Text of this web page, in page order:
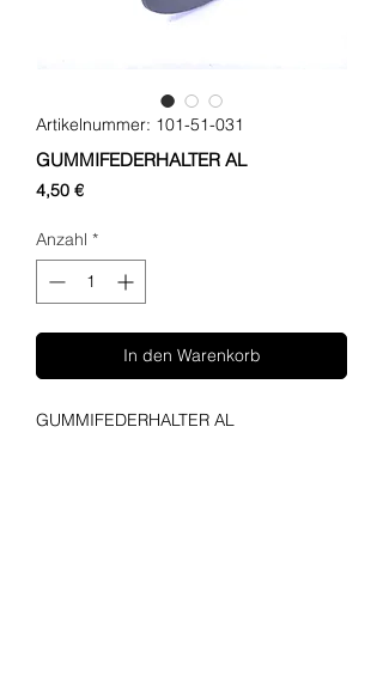
Artikelnummer: 101-51-031
GUMMIFEDERHALTER AL
4,50 €Preis
Anzahl *
In den Warenkorb
GUMMIFEDERHALTER AL